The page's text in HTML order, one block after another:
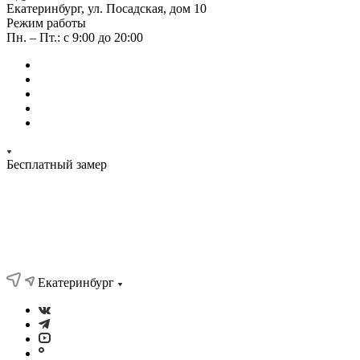
Екатеринбург, ул. Посадская, дом 10
Режим работы
Пн. – Пт.: с 9:00 до 20:00
Бесплатный замер
Екатеринбург